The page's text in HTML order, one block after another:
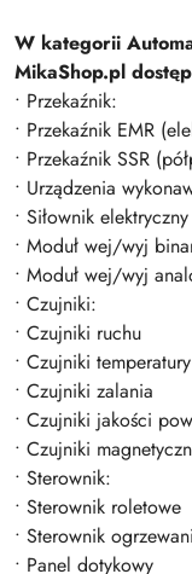
W kategorii
MikaShop.pl
• Przekaźnik:
• Przekaźnik EMR
• Przekaźnik SSR
• Urządzenia
• Siłownik elektryczny
• Moduł wej/wyj
• Moduł wej/wyj
• Czujniki:
• Czujniki ruchu
• Czujniki temperatury
• Czujniki zalania
• Czujniki jakości
• Czujniki
• Sterownik:
• Sterownik roletowe
• Sterownik
• Panel dotykowy